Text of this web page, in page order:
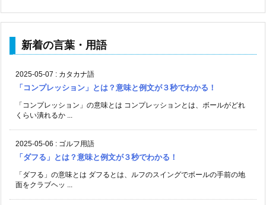
新着の言葉・用語
2025-05-07 : カタカナ語
「コンプレッション」とは？意味と例文が３秒でわかる！
「コンプレッション」の意味とは コンプレッションとは、ボールがどれ
くらい潰れるか ...
2025-05-06 : ゴルフ用語
「ダフる」とは？意味と例文が３秒でわかる！
「ダフる」の意味とは ダフるとは、ルフのスイングでボールの手前の地
面をクラブヘッ ...